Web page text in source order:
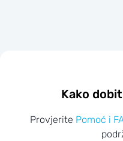
Kako
Provjerite Pomoć i